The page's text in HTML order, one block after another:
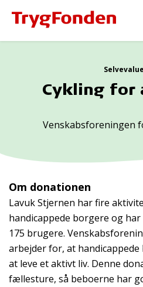
Cykling for
Venskabsforeningen
Om donationen
Lavuk Stjernen har fire
handicappede borgere og
175 brugere.
arbejder for, at
at leve et aktivt liv. Denne
fællesture, så beboerne har